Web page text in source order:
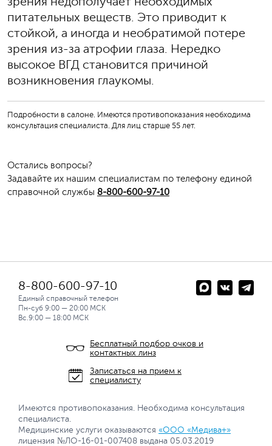
питательных веществ. Это приводит к
стойкой, а иногда и необратимой потере
зрения из-за атрофии глаза. Нередко
высокое ВГД становится причиной
возникновения глаукомы.
Подробности в салоне. Имеются противопоказания необходима
консультация специалиста. Для лиц старше 55 лет.
Остались вопросы?
Задавайте их нашим специалистам по телефону единой
справочной службы 8-800-600-97-10
8-800-600-97-10
Единый справочный телефон
Пн-суб 9:00 — 20:00 МСК
Вс.9:00 — 18:00 МСК
Бесплатный подбор очков и
контактных линз
Записаться на прием к
специалисту
Имеются противопоказания. Необходима консультация
специалиста.
Медицинские услуги оказываются «ООО «Медива+»
лицензия №ЛО-16-01-007408 выдана 05.03.2019